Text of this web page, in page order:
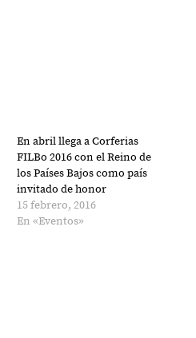
En abril llega a Corferias
FILBo 2016 con el Reino de
los Países Bajos como país
invitado de honor
15 febrero, 2016
En «Eventos»